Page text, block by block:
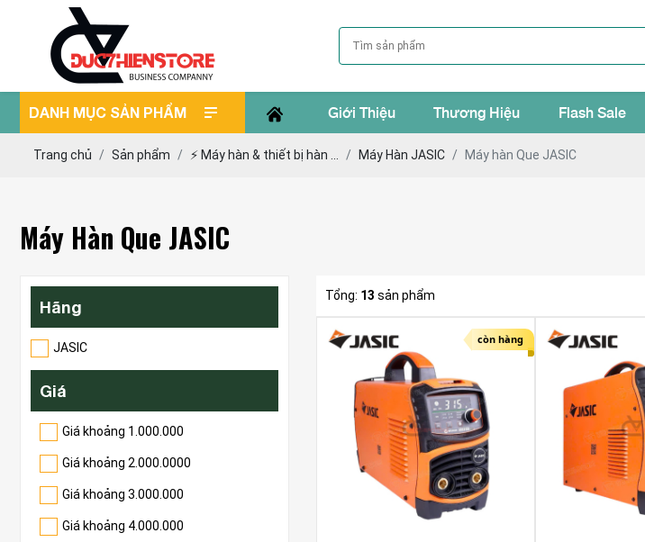
DANH MỤC SẢN PHẨM Giới Thiệu Thương Hiệu Flash Sale
Trang chủ Sản phẩm ⚡️ Máy hàn & thiết bị hàn ... Máy Hàn JASIC Máy hàn Que JASIC
Máy Hàn Que JASIC
Hãng
JASIC
Giá
Giá khoảng 1.000.000
Giá khoảng 2.000.0000
Giá khoảng 3.000.000
Giá khoảng 4.000.000
Tổng: 13 sản phẩm
còn hàng